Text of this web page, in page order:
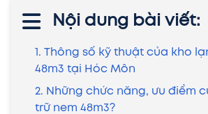
Nội dung bài viết:
1. Thông số kỹ thuật của kho
48m3 tại Hóc Môn
2. Những chức năng, ưu điểm
trữ nem 48m3?